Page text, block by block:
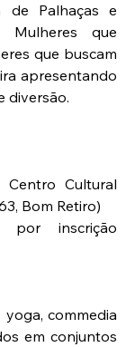
de Palhaças e
Mulheres que
que buscam
apresentando
diversão.
Cultural
Bom Retiro)
por inscrição
commedia
em conjuntos